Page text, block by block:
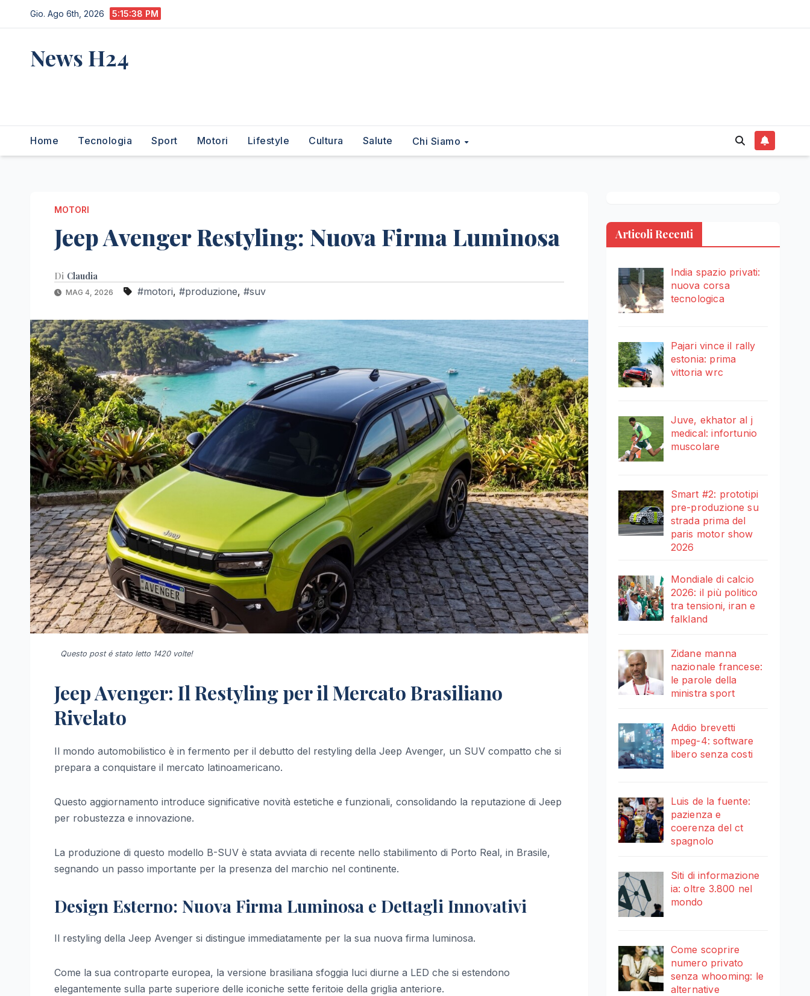
al
Gio. Ago 6th, 2026 5:15:39 PM
News H24
Home Tecnologia Sport Motori Lifestyle Cultura Salute Chi Siamo
MOTORI
Jeep Avenger Restyling: Nuova Firma Luminosa
Di Claudia
MAG 4, 2026 #motori, #produzione, #suv
Questo post é stato letto 1420 volte!
Jeep Avenger: Il Restyling per il Mercato Brasiliano
Rivelato
Il mondo automobilistico è in fermento per il debutto del restyling della Jeep Avenger, un SUV compatto che si
prepara a conquistare il mercato latinoamericano.
Questo aggiornamento introduce significative novità estetiche e funzionali, consolidando la reputazione di Jeep
per robustezza e innovazione.
La produzione di questo modello B-SUV è stata avviata di recente nello stabilimento di Porto Real, in Brasile,
segnando un passo importante per la presenza del marchio nel continente.
Design Esterno: Nuova Firma Luminosa e Dettagli Innovativi
Il restyling della Jeep Avenger si distingue immediatamente per la sua nuova firma luminosa.
Come la sua controparte europea, la versione brasiliana sfoggia luci diurne a LED che si estendono
elegantemente sulla parte superiore delle iconiche sette feritoie della griglia anteriore.
Articoli Recenti
India spazio privati:
nuova corsa
tecnologica
Pajari vince il rally
estonia: prima
vittoria wrc
Juve, ekhator al j
medical: infortunio
muscolare
Smart #2: prototipi
pre-produzione su
strada prima del
paris motor show
2026
Mondiale di calcio
2026: il più politico
tra tensioni, iran e
falkland
Zidane manna
nazionale francese:
le parole della
ministra sport
Addio brevetti
mpeg-4: software
libero senza costi
Luis de la fuente:
pazienza e
coerenza del ct
spagnolo
Siti di informazione
ia: oltre 3.800 nel
mondo
Come scoprire
numero privato
senza whooming: le
alternative